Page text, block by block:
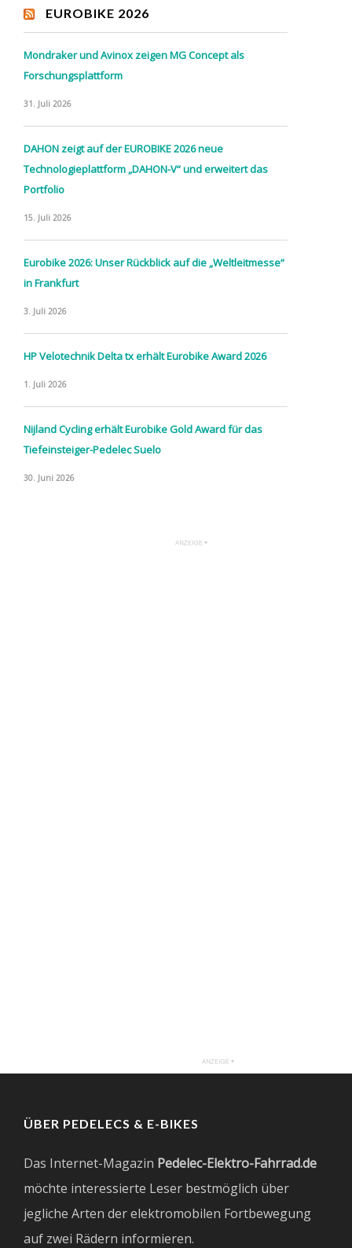
EUROBIKE 2026
Mondraker und Avinox zeigen MG Concept als
Forschungsplattform
31. Juli 2026
DAHON zeigt auf der EUROBIKE 2026 neue
Technologieplattform „DAHON-V“ und erweitert das
Portfolio
15. Juli 2026
Eurobike 2026: Unser Rückblick auf die „Weltleitmesse“
in Frankfurt
3. Juli 2026
HP Velotechnik Delta tx erhält Eurobike Award 2026
1. Juli 2026
Nijland Cycling erhält Eurobike Gold Award für das
Tiefeinsteiger-Pedelec Suelo
30. Juni 2026
ÜBER PEDELECS & E-BIKES
Das Internet-Magazin Pedelec-Elektro-Fahrrad.de
möchte interessierte Leser bestmöglich über
jegliche Arten der elektromobilen Fortbewegung
auf zwei Rädern informieren.